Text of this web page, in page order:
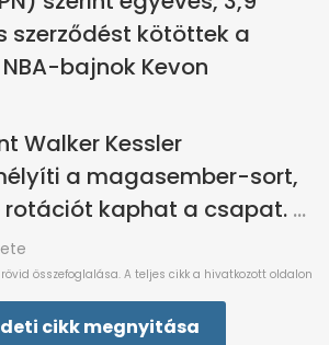
szerződést kötöttek a
bajnok Kevon
Walker Kessler
a magasember-sort,
kaphat a csapat.
cikk megnyitása